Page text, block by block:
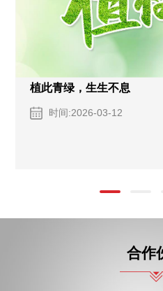
植此青绿，生生不息
时间:2026-03-12
合作